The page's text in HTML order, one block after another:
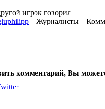
игрок говорил
Журналисты
комментарий, Вы